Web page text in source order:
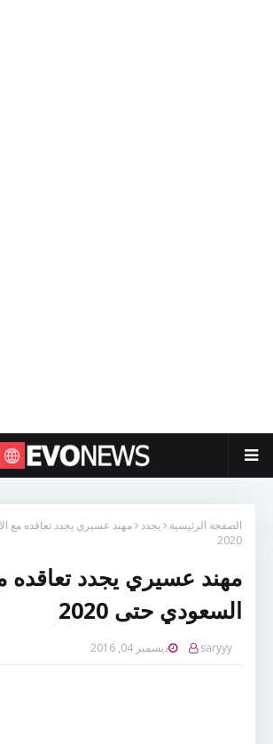
الصفحة الرئيسية يجدد
مهند عسيري يجدد تعاقده مع
2020
مهند عسيري يجدد تعاقده
السعودي حتى 2020
saryyy ديسمبر 04, 2016